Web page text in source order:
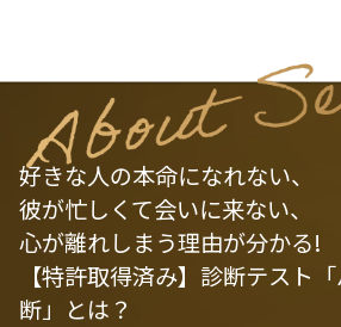
好きな人の本命になれない、
彼が忙しくて会いに来ない、
心が離れしまう理由が分かる!
【特許取得済み】診断テスト
断」とは？